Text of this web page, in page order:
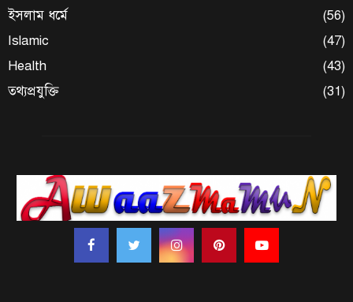
ইসলাম ধর্মে
(56)
Islamic
(47)
Health
(43)
তথ্যপ্রযুক্তি
(31)